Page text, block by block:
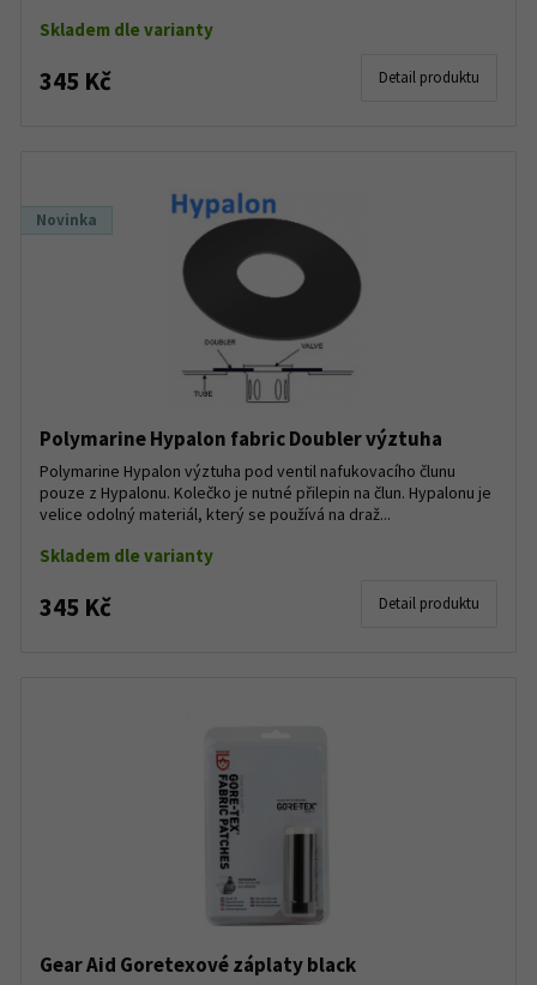
Skladem dle varianty
345 Kč Detail produktu
Novinka
Polymarine Hypalon fabric Doubler výztuha
Polymarine Hypalon výztuha pod ventil nafukovacího člunu
pouze z Hypalonu. Kolečko je nutné přilepin na člun. Hypalonu je
velice odolný materiál, který se používá na draž...
Skladem dle varianty
345 Kč Detail produktu
Gear Aid Goretexové záplaty black